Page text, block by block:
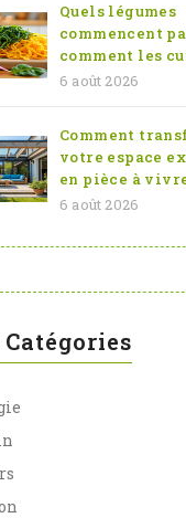
Quels légumes
commencent
comment les
6 août 2026
Comment
votre espace
en pièce à
6 août 2026
Catégories